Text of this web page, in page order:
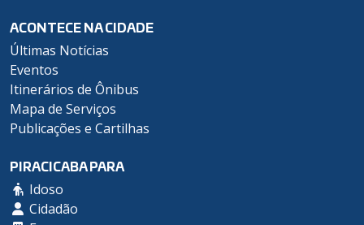
ACONTECE NA CIDADE
Últimas Notícias
Eventos
Itinerários de Ônibus
Mapa de Serviços
Publicações e Cartilhas
PIRACICABA PARA
Idoso
Cidadão